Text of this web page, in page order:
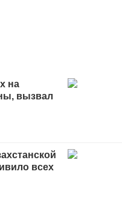
на
вызвал
всех